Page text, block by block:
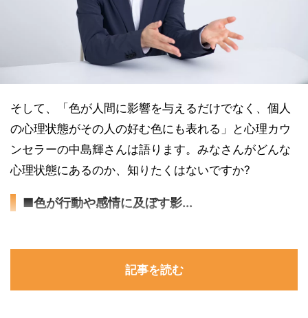
そして、「色が人間に影響を与えるだけでなく、個人
の心理状態がその人の好む色にも表れる」と心理カウ
ンセラーの中島輝さんは語ります。みなさんがどんな
心理状態にあるのか、知りたくはないですか?
■色が行動や感情に及ぼす影...
記事を読む